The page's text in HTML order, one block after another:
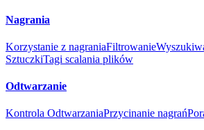
Nagrania
Korzystanie z nagraniaFiltrowanie
SztuczkiTagi scalania plików
Odtwarzanie
Kontrola OdtwarzaniaPrzycinanie nagrań